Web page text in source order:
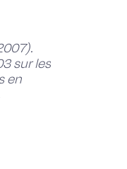
sur les
en